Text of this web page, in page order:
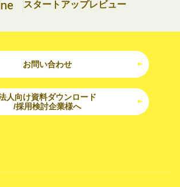
スタートアップレビュー
お問い合わせ
人向け資料ダウンロード
/採用検討企業様へ